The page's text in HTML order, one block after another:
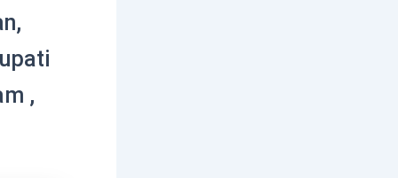
,